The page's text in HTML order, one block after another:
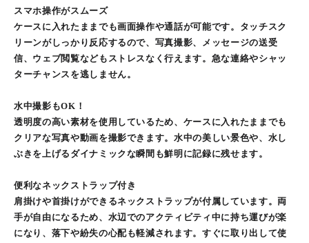
スマホ操作がスムーズ
ケースに入れたままでも画面操作や通話が可能です。タッチスク
リーンがしっかり反応するので、写真撮影、メッセージの送受
信、ウェブ閲覧などもストレスなく行えます。急な連絡やシャッ
ターチャンスを逃しません。
水中撮影もOK！
透明度の高い素材を使用しているため、ケースに入れたままでも
クリアな写真や動画を撮影できます。水中の美しい景色や、水し
ぶきを上げるダイナミックな瞬間も鮮明に記録に残せます。
便利なネックストラップ付き
肩掛けや首掛けができるネックストラップが付属しています。両
手が自由になるため、水辺でのアクティビティ中に持ち運びが楽
になり、落下や紛失の心配も軽減されます。すぐに取り出して使